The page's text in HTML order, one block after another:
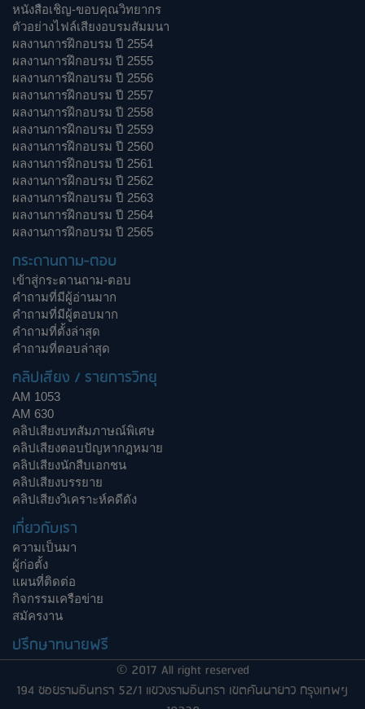
หนังสือเชิญ-ขอบคุณวิทยากร
ตัวอย่างไฟล์เสียงอบรมสัมมนา
ผลงานการฝึกอบรม ปี 2554
ผลงานการฝึกอบรม ปี 2555
ผลงานการฝึกอบรม ปี 2556
ผลงานการฝึกอบรม ปี 2557
ผลงานการฝึกอบรม ปี 2558
ผลงานการฝึกอบรม ปี 2559
ผลงานการฝึกอบรม ปี 2560
ผลงานการฝึกอบรม ปี 2561
ผลงานการฝึกอบรม ปี 2562
ผลงานการฝึกอบรม ปี 2563
ผลงานการฝึกอบรม ปี 2564
ผลงานการฝึกอบรม ปี 2565
กระดานถาม-ตอบ
เข้าสู่กระดานถาม-ตอบ
คำถามที่มีผู้อ่านมาก
คำถามที่มีผู้ตอบมาก
คำถามที่ตั้งล่าสุด
คำถามที่ตอบล่าสุด
คลิปเสียง / รายการวิทยุ
AM 1053
AM 630
คลิปเสียงบทสัมภาษณ์พิเศษ
คลิปเสียงตอบปัญหากฎหมาย
คลิปเสียงนักสืบเอกชน
คลิปเสียงบรรยาย
คลิปเสียงวิเคราะห์คดีดัง
เกี่ยวกับเรา
ความเป็นมา
ผู้ก่อตั้ง
แผนที่ติดต่อ
กิจกรรมเครือข่าย
สมัครงาน
ปรึกษาทนายฟรี
© 2017 All right reserved
194 ซอยรามอินทรา 52/1 แขวงรามอินทรา เขตคันนายาว กรุงเทพฯ